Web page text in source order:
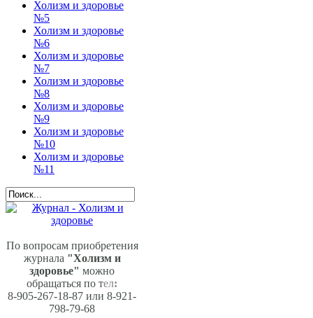
Холизм и здоровье
№5
Холизм и здоровье
№6
Холизм и здоровье
№7
Холизм и здоровье
№8
Холизм и здоровье
№9
Холизм и здоровье
№10
Холизм и здоровье
№11
По вопросам приобретения
журнала "Холизм и
здоровье" можно
обращаться по тел:
8-905-267-18-87 или 8-921-
798-79-68